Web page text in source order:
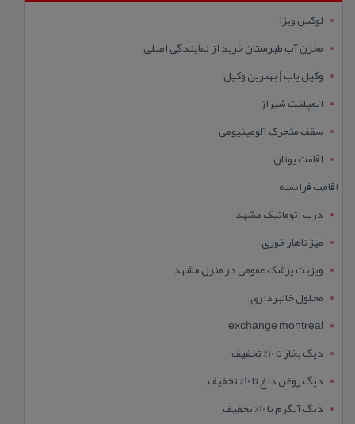
لوکس ویزا
مخزن آب طبرستان خرید از نمایندگی اصلی
وکیل یاب | بهترین وکیل
ایمپلنت شیراز
سقف متحرک آلومینیومی
اقامت یونان
اقامت فرانسه
درب اتوماتیک مشهد
میز ناهار خوری
ویزیت پزشک عمومی در منزل مشهد
محلول خالبرداری
exchange montreal
دیگ بخار تا 10% تخفیف
دیگ روغن داغ تا 10% تخفیف
دیگ آبگرم تا 10% تخفیف